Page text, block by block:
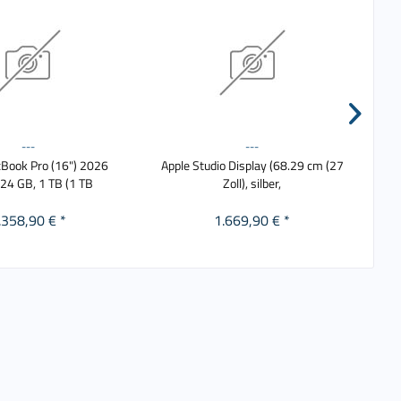
---
Pro (16") 2026
GB, 1 TB (1 TB
€ *
---
Apple Studio Display (68.29 cm (27
Zoll), silber,
1.669,90 € *